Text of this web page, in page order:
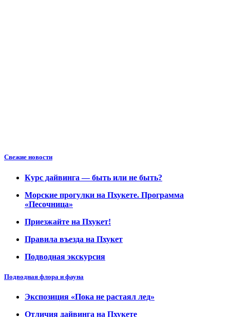
Свежие новости
Курс дайвинга — быть или не быть?
Морские прогулки на Пхукете. Программа
«Песочница»
Приезжайте на Пхукет!
Правила въезда на Пхукет
Подводная экскурсия
Подводная флора и фауна
Экспозиция «Пока не растаял лед»
Отличия дайвинга на Пхукете